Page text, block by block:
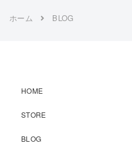
ホーム BLOG
HOME
STORE
BLOG